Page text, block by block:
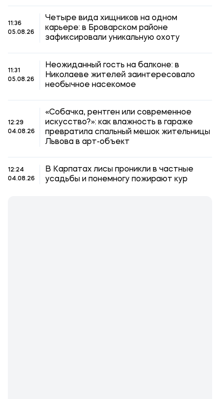
11:36
05.08.26
Четыре вида хищников на одном
карьере: в Броварском районе
зафиксировали уникальную охоту
11:31
05.08.26
Неожиданный гость на балконе: в
Николаеве жителей заинтересовало
необычное насекомое
12:29
04.08.26
«Собачка, рентген или современное
искусство?»: как влажность в гараже
превратила спальный мешок жительницы
Львова в арт-объект
12:24
04.08.26
В Карпатах лисы проникли в частные
усадьбы и понемногу пожирают кур